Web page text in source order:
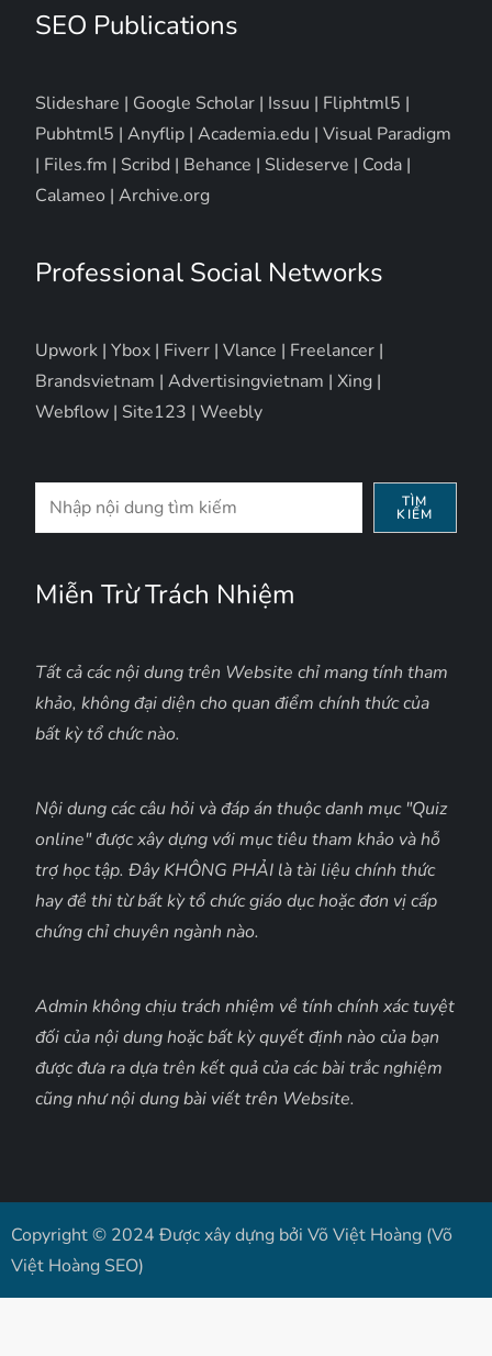
SEO Publications
Slideshare | Google Scholar | Issuu | Fliphtml5 |
Pubhtml5 |Anyflip |Academia.edu |Visual Paradigm
| Files.fm | Scribd | Behance | Slideserve | Coda |
Calameo |Archive.org
Professional Social Networks
Upwork |Ybox | Fiverr |Vlance | Freelancer |
Brandsvietnam |Advertisingvietnam |Xing |
Webflow | Site123 |Weebly
Tìm
kiếm
TÌM
KIẾM
Miễn Trừ Trách Nhiệm
Tất cả các nội dung trên Website chỉ mang tính tham
khảo, không đại diện cho quan điểm chính thức của
bất kỳ tổ chức nào.
Nội dung các câu hỏi và đáp án thuộc danh mục "Quiz
online" được xây dựng với mục tiêu tham khảo và hỗ
trợ học tập. Đây KHÔNG PHẢI là tài liệu chính thức
hay đề thi từ bất kỳ tổ chức giáo dục hoặc đơn vị cấp
chứng chỉ chuyên ngành nào.
Admin không chịu trách nhiệm về tính chính xác tuyệt
đối của nội dung hoặc bất kỳ quyết định nào của bạn
được đưa ra dựa trên kết quả của các bài trắc nghiệm
cũng như nội dung bài viết trên Website.
Copyright © 2024 Được xây dựng bởi Võ Việt Hoàng (Võ
Việt Hoàng SEO)